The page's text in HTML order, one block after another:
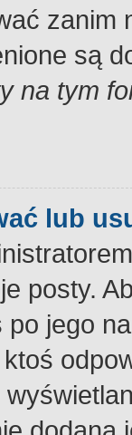
są
na tym
lub
posty.
jego